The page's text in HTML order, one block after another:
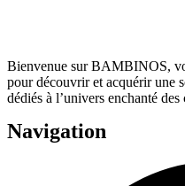
Bienvenue sur BAMBINOS,
pour découvrir et acquérir une
dédiés à l’univers enchanté
Navigation